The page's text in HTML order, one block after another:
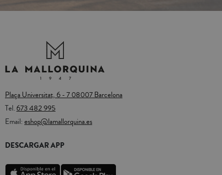
Plaça Universitat, 6 - 7 08007 Barcelona
Tel.673 482 995
Email:eshop@lamallorquina.es
DESCARGAR APP